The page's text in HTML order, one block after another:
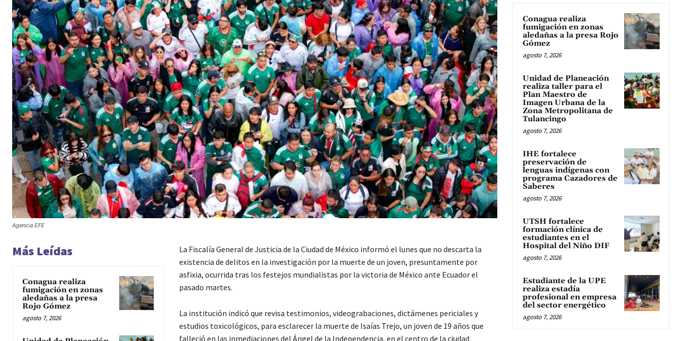
Agencia EFE
Más Leídas
Conagua realiza
fumigación en zonas
aledañas a la presa
Rojo Gómez
agosto 7, 2026
La Fiscalía General de Justicia de la Ciudad de México informó el lunes que no descarta la
existencia de delitos en la investigación por la muerte de un joven, presuntamente por
asfixia, ocurrida tras los festejos mundialistas por la victoria de México ante Ecuador el
pasado martes.
La institución indicó que revisa testimonios, videograbaciones, dictámenes periciales y
estudios toxicológicos, para esclarecer la muerte de Isaías Trejo, un joven de 19 años que
falleció en las inmediaciones del Ángel de la Independencia, en el centro de la ciudad.
Conagua realiza
fumigación en zonas
aledañas a la presa Rojo
Gómez
agosto 7, 2026
Unidad de Planeación
realiza taller para el
Plan Maestro de
Imagen Urbana de la
Zona Metropolitana de
Tulancingo
agosto 7, 2026
IHE fortalece
preservación de
lenguas indígenas con
programa Cazadores de
Saberes
agosto 7, 2026
UTSH fortalece
formación clínica de
estudiantes en el
Hospital del Niño DIF
agosto 7, 2026
Estudiante de la UPE
realiza estadía
profesional en empresa
del sector energético
agosto 7, 2026